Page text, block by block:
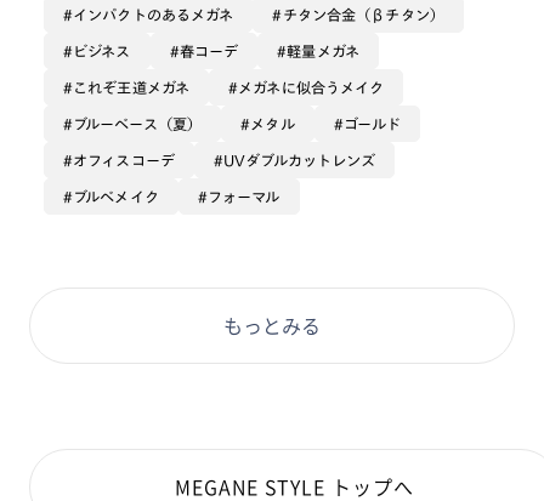
インパクトのあるメガネ チタン合金（βチタン）
ビジネス 春コーデ 軽量メガネ
これぞ王道メガネ メガネに似合うメイク
ブルーベース（夏） メタル ゴールド
オフィスコーデ UVダブルカットレンズ
ブルベメイク フォーマル
もっとみる
MEGANE STYLE トップへ